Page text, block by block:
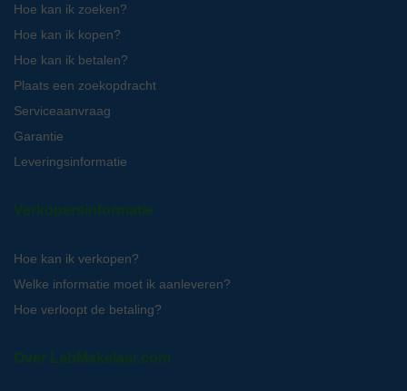
Hoe kan ik zoeken?
Hoe kan ik kopen?
Hoe kan ik betalen?
Plaats een zoekopdracht
Serviceaanvraag
Garantie
Leveringsinformatie
Verkopersinformatie
Hoe kan ik verkopen?
Welke informatie moet ik aanleveren?
Hoe verloopt de betaling?
Over LabMakelaar.com